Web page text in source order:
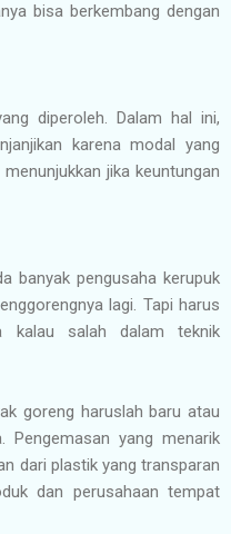
bisa berkembang dengan
diperoleh. Dalam hal ini,
karena modal yang
jika keuntungan
banyak pengusaha kerupuk
lagi. Tapi harus
kalau salah dalam teknik
goreng haruslah baru atau
Pengemasan yang menarik
dari plastik yang transparan
dan perusahaan tempat